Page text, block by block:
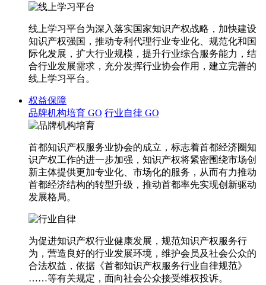
线上学习平台为深入落实国家知识产权战略，加快建设
知识产权强国，推动专利代理行业专业化、规范化和国
际化发展，扩大行业规模，提升行业综合服务能力，结
合行业发展需求，充分发挥行业协会作用，建立完善的
线上学习平台。
权益保障
品牌机构培育 GO 行业自律 GO
首都知识产权服务业协会的成立，标志着首都经济圈知
识产权工作的进一步加强，知识产权将紧密围绕市场创
新主体提供更加专业化、市场化的服务，从而有力推动
首都经济结构的转型升级，推动首都率先实现创新驱动
发展格局。
为促进知识产权行业健康发展，规范知识产权服务行
为，营造良好的行业发展环境，维护会员及社会公众的
合法权益，依据《首都知识产权服务行业自律规范》
……等有关规定，面向社会公众接受维权投诉。